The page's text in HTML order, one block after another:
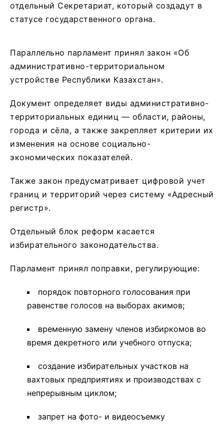
отдельный Секретариат, который создадут в
статусе государственного органа.
Параллельно парламент принял закон «Об
административно-территориальном
устройстве Республики Казахстан».
Документ определяет виды административно-
территориальных единиц — области, районы,
города и сёла, а также закрепляет критерии их
изменения на основе социально-
экономических показателей.
Также закон предусматривает цифровой учет
границ и территорий через систему «Адресный
регистр».
Отдельный блок реформ касается
избирательного законодательства.
Парламент принял поправки, регулирующие:
порядок повторного голосования при
равенстве голосов на выборах акимов;
временную замену членов избиркомов во
время декретного или учебного отпуска;
создание избирательных участков на
вахтовых предприятиях и производствах с
непрерывным циклом;
запрет на фото- и видеосъемку